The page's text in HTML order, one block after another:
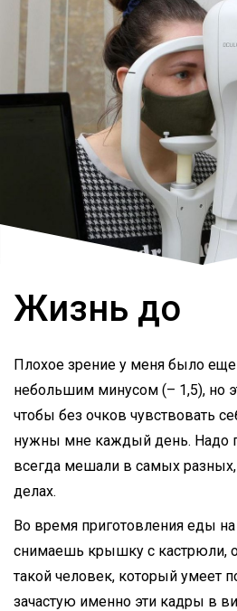
Жизнь до
Плохое зрение у меня было
небольшим минусом (– 1,5), но
чтобы без очков чувствовать
нужны мне каждый день. Надо
всегда мешали в самых
делах.
Во время приготовления еды на
снимаешь крышку с кастрюли,
такой человек, который умеет
зачастую именно эти кадры в